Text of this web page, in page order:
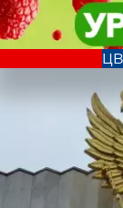
Общество
Общество
теме